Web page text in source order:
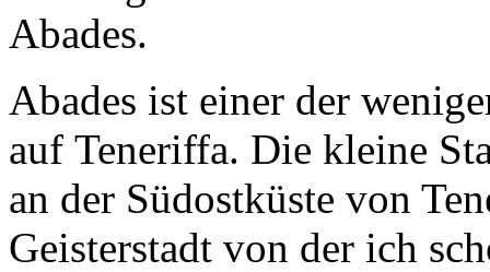
Abades.
Abades ist einer der
auf Teneriffa. Die kleine
an der Südostküste von
Geisterstadt von der ich